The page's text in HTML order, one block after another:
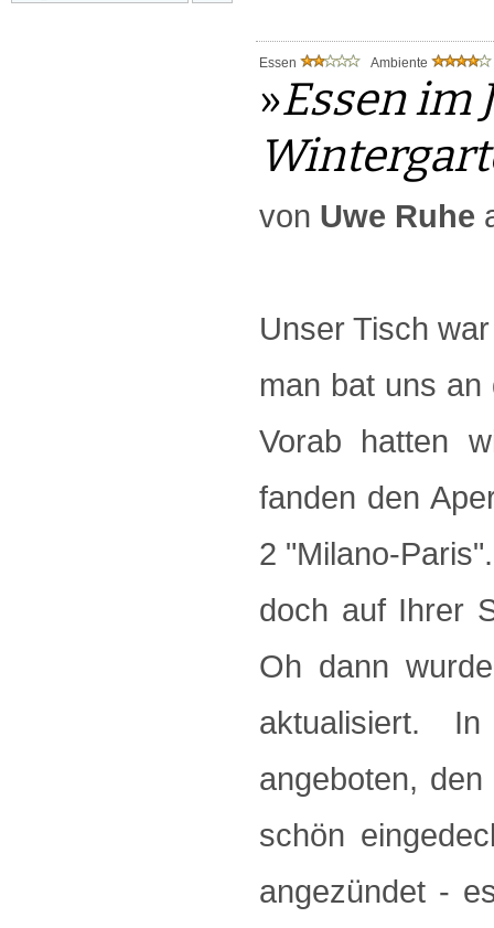
Essen Ambiente
»Essen im
von Uwe Ruhe
Unser Tisch
man bat uns an
Vorab hatten
fanden den
2 "Milano-
doch auf Ihrer
Oh dann
aktualisiert.
angeboten,
schön
angezündet -